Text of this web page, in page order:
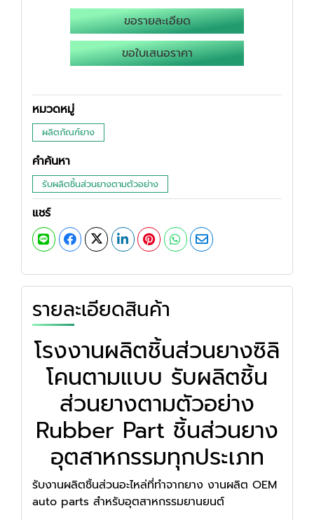
ขอรายละเอียด
ขอใบเสนอราคา
หมวดหมู่
ผลิตภัณฑ์ยาง
คำค้นหา
รับผลิตชิ้นส่วนยางตามตัวอย่าง
แชร์
รายละเอียดสินค้า
โรงงานผลิตชิ้นส่วนยางซิลิ
โคนตามแบบ รับผลิตชิ้น
ส่วนยางตามตัวอย่าง
Rubber Part ชิ้นส่วนยาง
อุตสาหกรรมทุกประเภท
รับงานผลิตชิ้นส่วนอะไหล่ที่ทำจากยาง งานผลิต OEM
auto parts สำหรับอุตสาหกรรมยานยนต์